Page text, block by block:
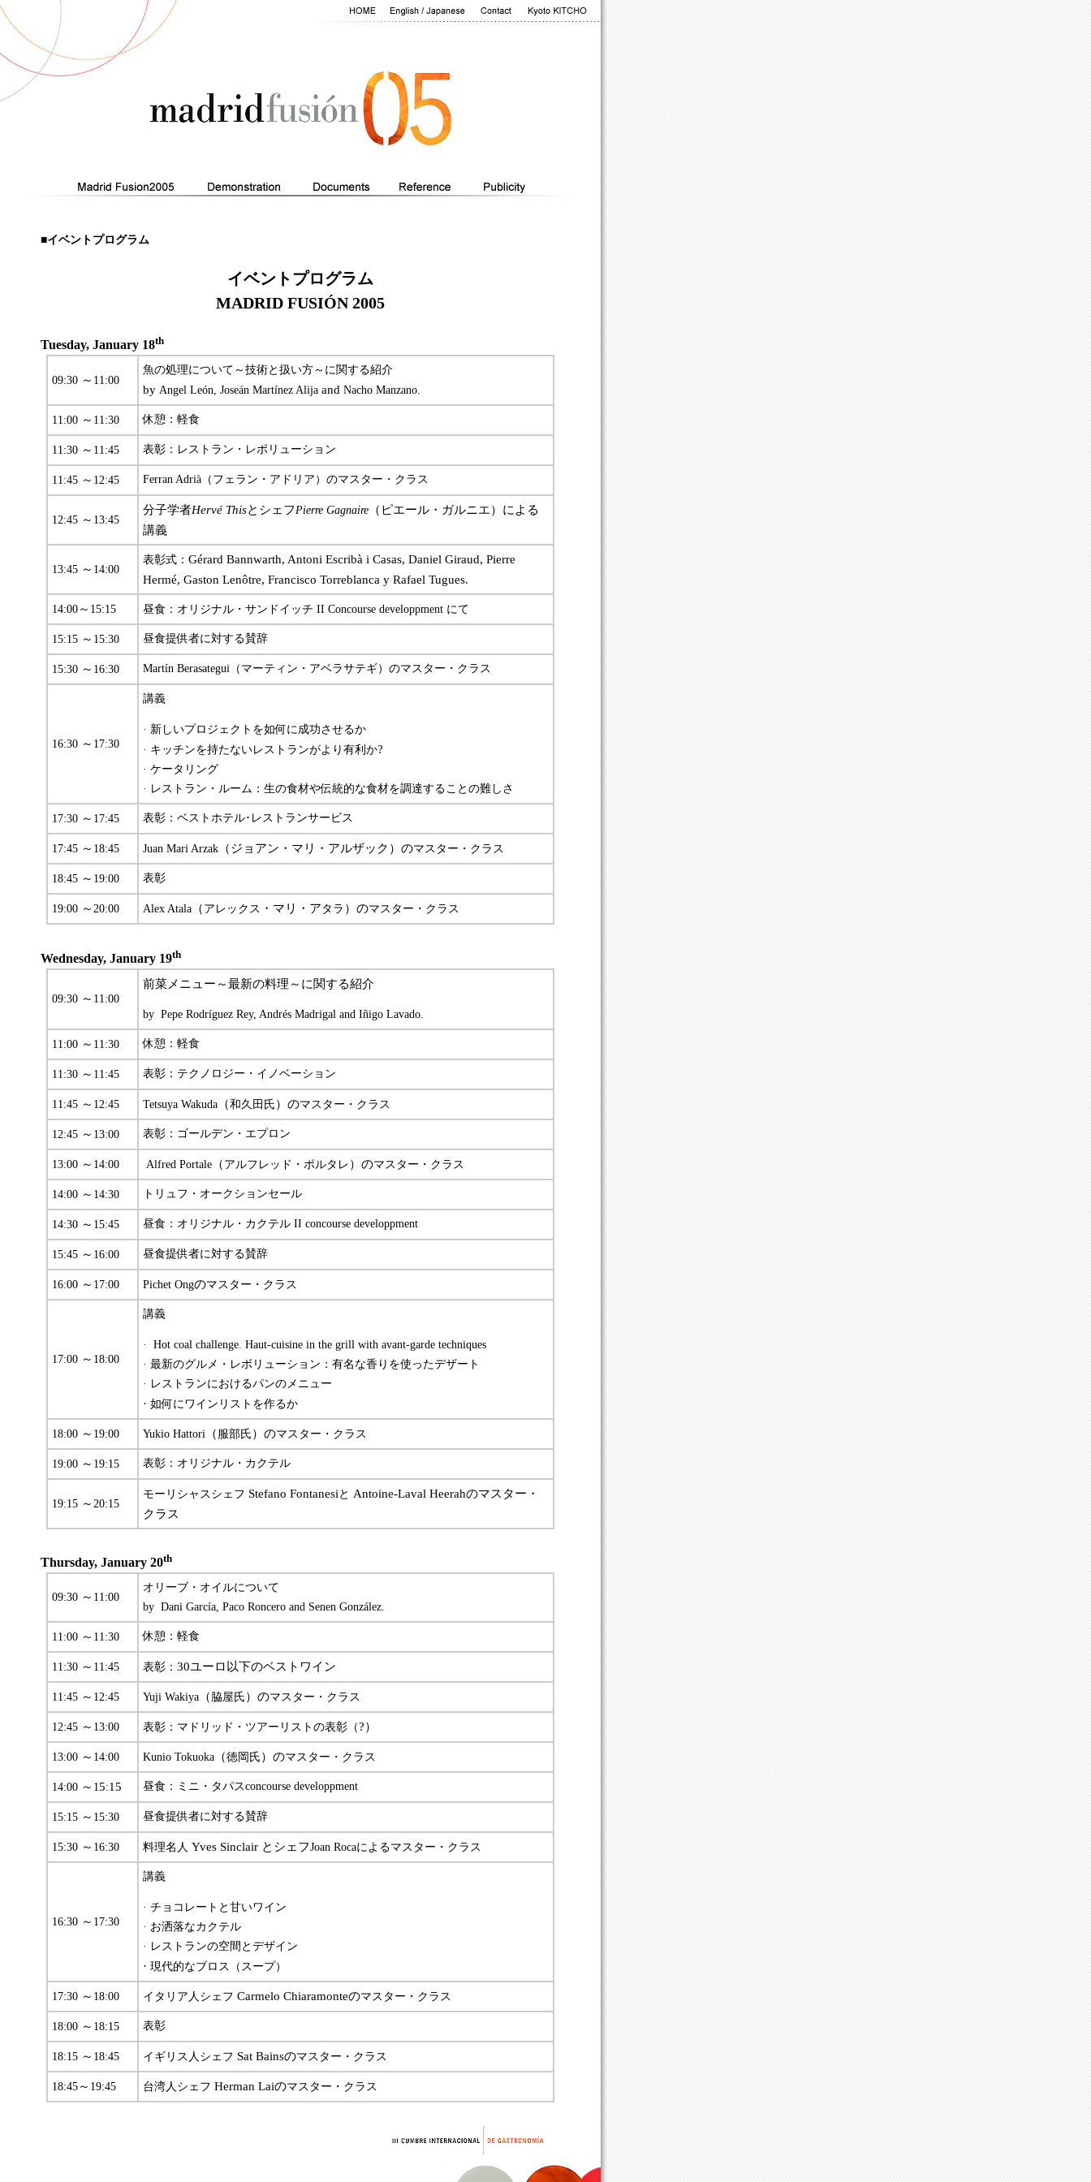
■イベントプログラム
イベントプログラム
MADRID FUSIÓN 2005
Tuesday, January 18th
09:30 ～ 11:00
魚の処理について～技術と扱い方～に関する紹介
by Angel León, Joseán Martínez Alija and Nacho Manzano.
11:00 ～ 11:30 休憩：軽食
11:30 ～ 11:45 表彰：レストラン・レボリューション
11:45 ～ 12:45 Ferran Adrià（フェラン・アドリア）のマスター・クラス
12:45 ～ 13:45
分子学者Hervé ThisとシェフPierre Gagnaire （ピエール・ガルニエ）による
講義
13:45 ～ 14:00
表彰式： Gérard Bannwarth, Antoni Escribà i Casas, Daniel Giraud, Pierre
Hermé, Gaston Lenôtre, Francisco Torreblanca y Rafael Tugues.
14:00 ～ 15:15 昼食：オリジナル・サンドイッチ II Concourse developpment にて
15:15 ～ 15:30 昼食提供者に対する賛辞
15:30 ～ 16:30 Martín Berasategui （マーティン・アベラサテギ）のマスター・クラス
16:30 ～ 17:30
講義
· 新しいプロジェクトを如何に成功させるか
· キッチンを持たないレストランがより有利か?
· ケータリング
· レストラン・ルーム：生の食材や伝統的な食材を調達することの難しさ
17:30 ～ 17:45 表彰：ベストホテル･レストランサービス
17:45 ～ 18:45 Juan Mari Arzak （ジョアン・マリ・アルザック）のマスター・クラス
18:45 ～ 19:00 表彰
19:00 ～ 20:00 Alex Atala （ アレックス ・マリ・ア タラ ）のマスター・クラス
Wednesday, January 19th
09:30 ～ 11:00
前菜メニュー～最新の料理～に関する紹介
by Pepe Rodríguez Rey, Andrés Madrigal and Iñigo Lavado.
11:00 ～ 11:30 休憩：軽食
11:30 ～ 11:45 表彰：テクノロジー・イノベーション
11:45 ～ 12:45 Tetsuya Wakuda （和久田氏 ）のマスター・クラス
12:45 ～ 13:00 表彰：ゴールデン・エプロン
13:00 ～ 14:00 Alfred Portale （ アルフレッド・ポルタレ ）のマスター・クラス
14:00 ～ 14:30 トリュフ・オークションセール
14:30 ～ 15:45 昼食：オリジナル・カクテル II concourse developpment
15:45 ～ 16:00 昼食提供者に対する賛辞
16:00 ～ 17:00 Pichet Ongのマスター・クラス
17:00 ～ 18:00
講義
· Hot coal challenge. Haut-cuisine in the grill with avant-garde techniques
· 最新のグルメ・レボリューション：有名な香りを使ったデザート
· レストランにおけるパンのメニュー
· 如何にワインリストを作るか
18:00 ～ 19:00 Yukio Hattori （ 服部氏 ）のマスター・クラス
19:00 ～ 19:15 表彰：オリジナル・カクテル
19:15 ～ 20:15
モーリシャスシェフ Stefano Fontanesi と Antoine-Laval Heerahのマスター・
クラス
Thursday, January 20th
09:30 ～ 11:00
オリーブ・オイルについて
by Dani García, Paco Roncero and Senen González.
11:00 ～ 11:30 休憩：軽食
11:30 ～ 11:45 表彰： 30ユーロ以下のベストワイン
11:45 ～ 12:45 Yuji Wakiya （ 脇屋氏 ）のマスター・クラス
12:45 ～ 13:00 表彰：マドリッド・ツアーリストの表彰（?）
13:00 ～ 14:00 Kunio Tokuoka （徳岡氏 ）のマスター・クラス
14:00 ～ 1 5:15 昼食：ミニ・タパスconcourse developpment
15:15 ～ 15:30 昼食提供者に対する賛辞
15:30 ～ 16:30 料理名人 Yves Sinclair とシェフJoan Rocaによるマスター・クラス
16:30 ～ 17:30
講義
· チョコレートと甘いワイン
· お洒落なカクテル
· レストランの空間とデザイン
· 現代的なブロス（スープ）
17:30 ～ 18:00 イタリア人シェフ Carmelo Chiaramonteのマスター・クラス
18:00 ～ 18:15 表彰
18:15 ～ 18:45 イギリス人シェフ Sat Bainsのマスター・クラス
18:45 ～ 19:45 台湾人シェフ Herman Laiのマスター・クラス